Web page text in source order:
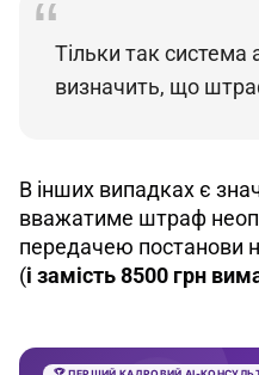
Тільки так система
визначить, що
В інших випадках є
вважатиме штраф
передачею постанови
(і замість 8500 грн